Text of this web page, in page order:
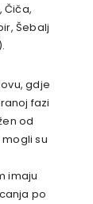
Čiča,
Šebalj
gdje
fazi
od
su
imaju
po